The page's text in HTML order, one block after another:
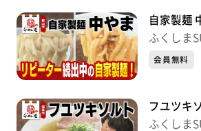
自家製麺
ふくしま
会員無料
フユツキ
ふくしま